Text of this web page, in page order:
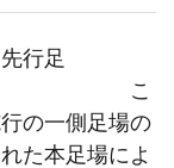
行足
の一側足場の
た本足場によ